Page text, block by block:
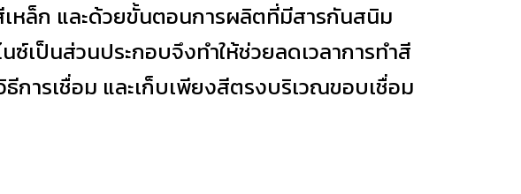
เหล็ก และด้วยขั้นตอนการผลิตที่มีสารกันสนิม
ซ์เป็นส่วนประกอบจึงทำให้ช่วยลดเวลาการทำสี
การเชื่อม และเก็บเพียงสีตรงบริเวณขอบเชื่อม